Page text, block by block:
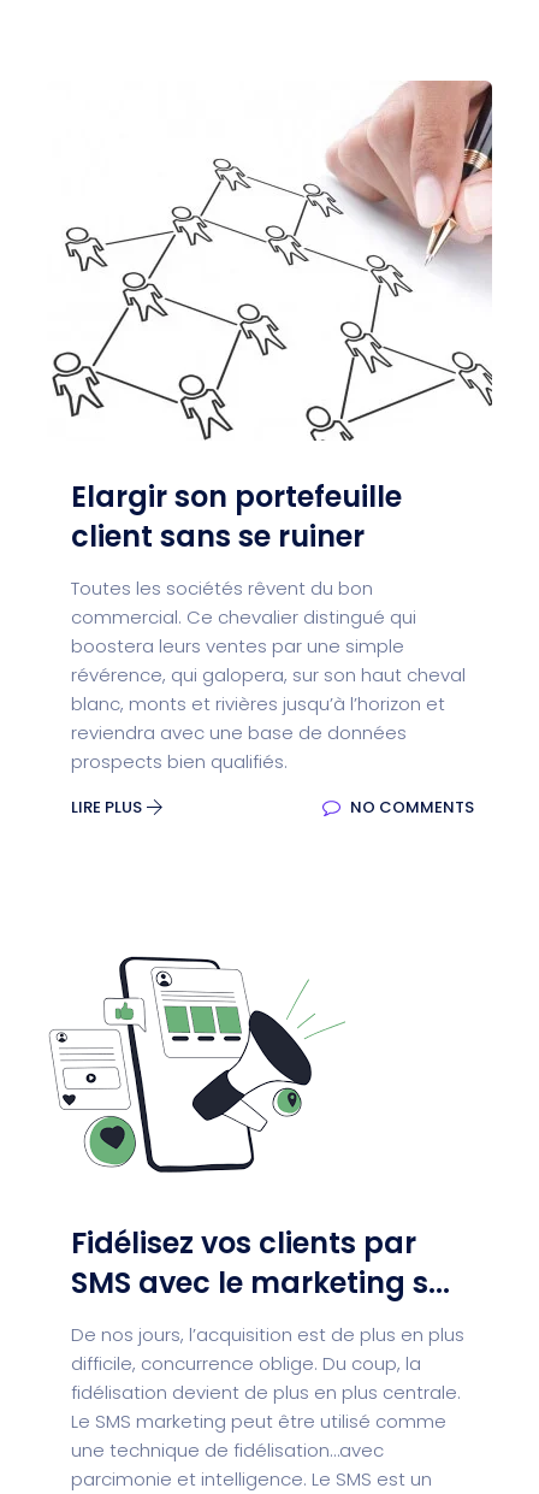
Elargir son portefeuille
client sans se ruiner
Toutes les sociétés rêvent du bon
commercial. Ce chevalier distingué qui
boostera leurs ventes par une simple
révérence, qui galopera, sur son haut cheval
blanc, monts et rivières jusqu’à l’horizon et
reviendra avec une base de données
prospects bien qualifiés.
LIRE PLUS NO COMMENTS
Fidélisez vos clients par
SMS avec le marketing s...
De nos jours, l’acquisition est de plus en plus
difficile, concurrence oblige. Du coup, la
fidélisation devient de plus en plus centrale.
Le SMS marketing peut être utilisé comme
une technique de fidélisation…avec
parcimonie et intelligence. Le SMS est un